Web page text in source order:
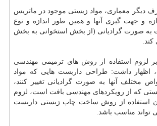
دیگر معماری، مواد زیستی موجود در ماتریس
و جهت گیری آنها و همین طور اندازه و نوع
به صورت گرادیانی (از بخش استخوانی به بخش
بر لزوم استفاده از روش های ترمیمی مهندسی
اظهار داشت: طراحی داربست هایی كه مواد
مختلف آنها به صورت گرادیانی تغییر كنند،
كه از رویكردهای مهندسی بافت است، لزوم
استفاده از روش ساخت چاپ زیستی داربست
مناسب باشد.